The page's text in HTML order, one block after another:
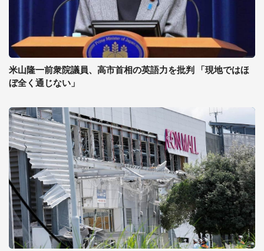
米山隆一前衆院議員、高市首相の英語力を批判 「現地ではほ
ぼ全く通じない」